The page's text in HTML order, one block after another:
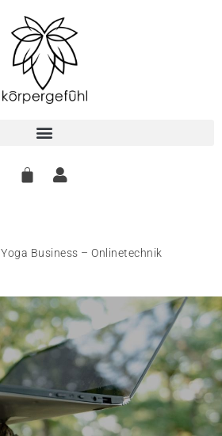
Yoga Business – Onlinetechnik